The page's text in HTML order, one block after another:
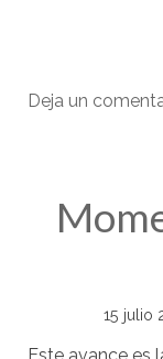
Deja un
15 julio
Este avance es